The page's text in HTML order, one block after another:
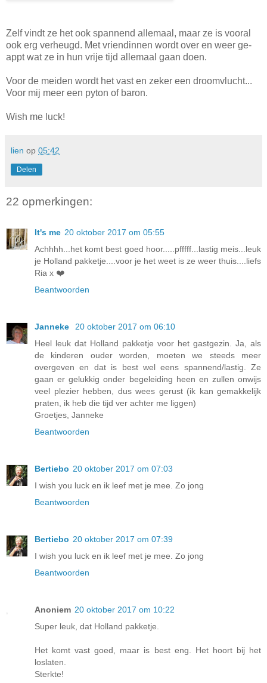
Zelf vindt ze het ook spannend allemaal, maar ze is vooral
ook erg verheugd. Met vriendinnen wordt over en weer ge-
appt wat ze in hun vrije tijd allemaal gaan doen.
Voor de meiden wordt het vast en zeker een droomvlucht...
Voor mij meer een pyton of baron.
Wish me luck!
lien op 05:42
Delen
22 opmerkingen:
It's me 20 oktober 2017 om 05:55
Achhhh...het komt best goed hoor.....pfffff...lastig meis...leuk
je Holland pakketje....voor je het weet is ze weer thuis....liefs
Ria x ❤️
Beantwoorden
Janneke
20 oktober 2017 om 06:10
Heel leuk dat Holland pakketje voor het gastgezin. Ja, als
de kinderen ouder worden, moeten we steeds meer
overgeven en dat is best wel eens spannend/lastig. Ze
gaan er gelukkig onder begeleiding heen en zullen onwijs
veel plezier hebben, dus wees gerust (ik kan gemakkelijk
praten, ik heb die tijd ver achter me liggen)
Groetjes, Janneke
Beantwoorden
Bertiebo 20 oktober 2017 om 07:03
I wish you luck en ik leef met je mee. Zo jong
Beantwoorden
Bertiebo 20 oktober 2017 om 07:39
I wish you luck en ik leef met je mee. Zo jong
Beantwoorden
Anoniem 20 oktober 2017 om 10:22
Super leuk, dat Holland pakketje.
Het komt vast goed, maar is best eng. Het hoort bij het
loslaten.
Sterkte!